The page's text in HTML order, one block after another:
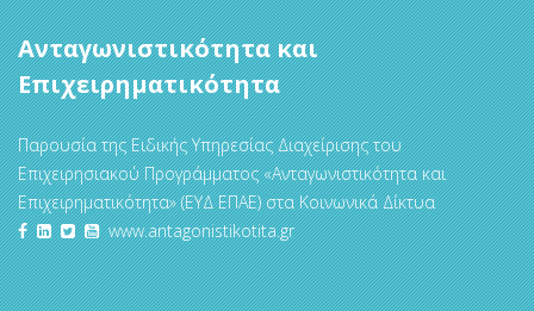
Ανταγωνιστικότητα και
Επιχειρηματικότητα
Παρουσία της Ειδικής Υπηρεσίας Διαχείρισης του
Επιχειρησιακού Προγράμματος «Ανταγωνιστικότητα και
Επιχειρηματικότητα» (ΕΥΔ ΕΠΑΕ) στα Κοινωνικά Δίκτυα
www.antagonistikotita.gr